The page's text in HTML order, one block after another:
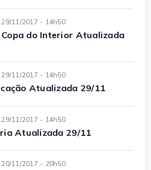
29/11/2017 - 14h50
do Interior Atualizada
29/11/2017 - 14h50
Atualizada 29/11
29/11/2017 - 14h50
Atualizada 29/11
20/11/2017 - 20h50